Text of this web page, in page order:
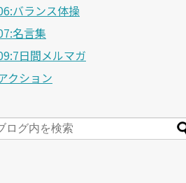
バランス体操
名言集
日間メルマガ
クション